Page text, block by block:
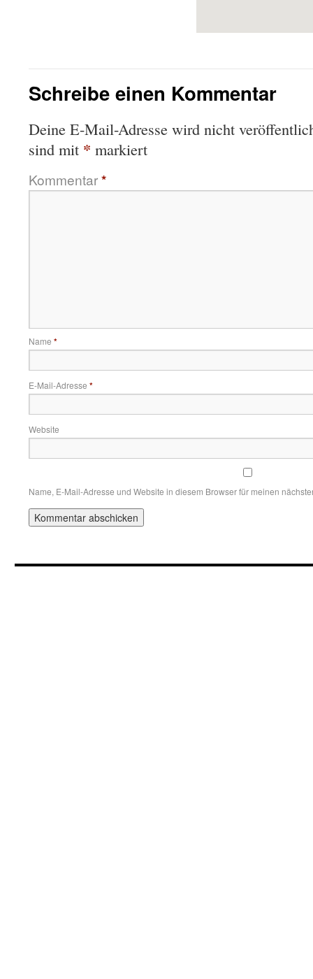
Schreibe einen Kommentar
Deine E-Mail-Adresse wird nicht
sind mit * markiert
Kommentar*
Name *
E-Mail-Adresse *
Website
Name, E-Mail-Adresse und Website in diesem Browser für meinen